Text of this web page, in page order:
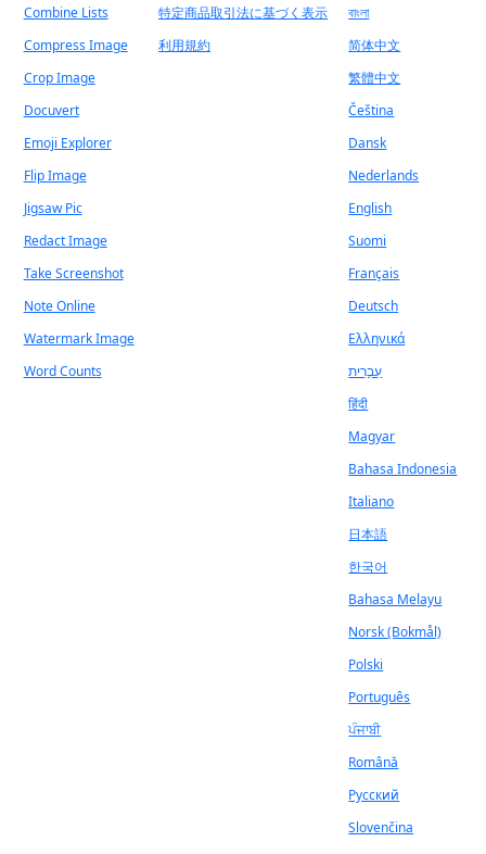
Combine Lists
Compress Image
Crop Image
Docuvert
Emoji Explorer
Flip Image
Jigsaw Pic
Redact Image
Take Screenshot
Note Online
Watermark Image
Word Counts
特定商品取引法に基づく表示
利用規約
বাংলা
简体中文
繁體中文
Čeština
Dansk
Nederlands
English
Suomi
Français
Deutsch
Ελληνικά
עִבְרִית
हिंदी
Magyar
Bahasa Indonesia
Italiano
日本語
한국어
Bahasa Melayu
Norsk (Bokmål)
Polski
Português
ਪੰਜਾਬੀ
Română
Русский
Slovenčina